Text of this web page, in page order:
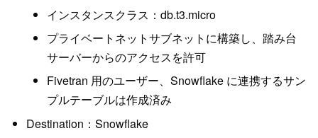
インスタンスクラス：db.t3.micro
プライベートネットサブネットに構築し、踏み台
サーバーからのアクセスを許可
Fivetran 用のユーザー、Snowflake に連携するサン
プルテーブルは作成済み
Destination：Snowflake